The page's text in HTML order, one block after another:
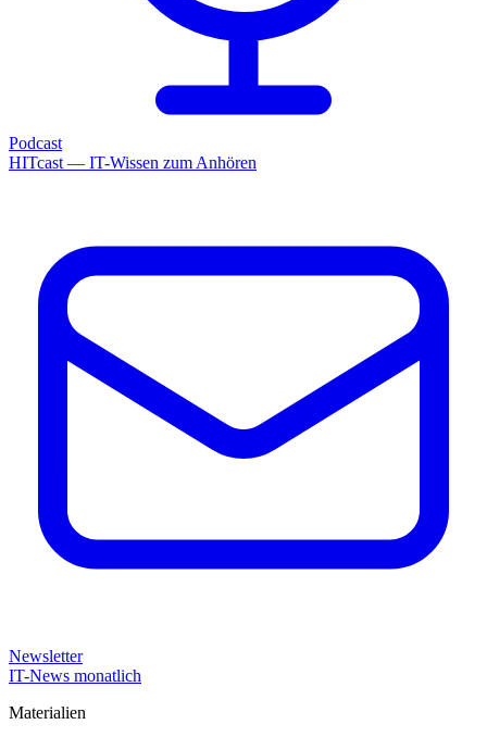
Podcast
HITcast — IT-Wissen zum Anhören
Newsletter
IT-News monatlich
Materialien